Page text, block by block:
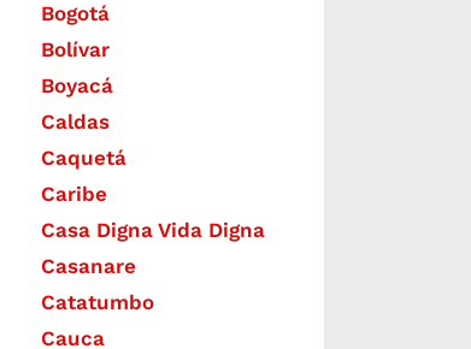
Bogotá
Bolívar
Boyacá
Caldas
Caquetá
Caribe
Casa Digna Vida Digna
Casanare
Catatumbo
Cauca